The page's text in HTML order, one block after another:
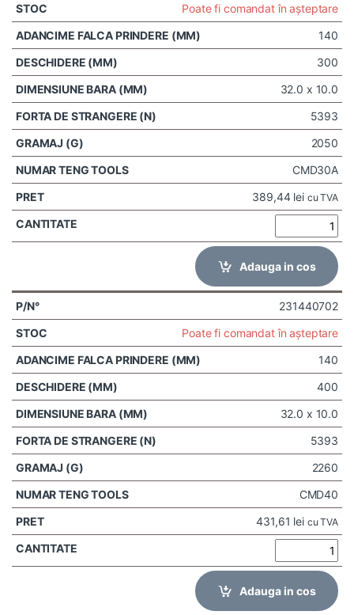
Poate fi comandat în așteptare
140
300
32.0 x 10.0
5393
2050
CMD30A
389,44 lei cu TVA
Adauga in cos
231440702
Poate fi comandat în așteptare
140
400
32.0 x 10.0
5393
2260
CMD40
431,61 lei cu TVA
Adauga in cos